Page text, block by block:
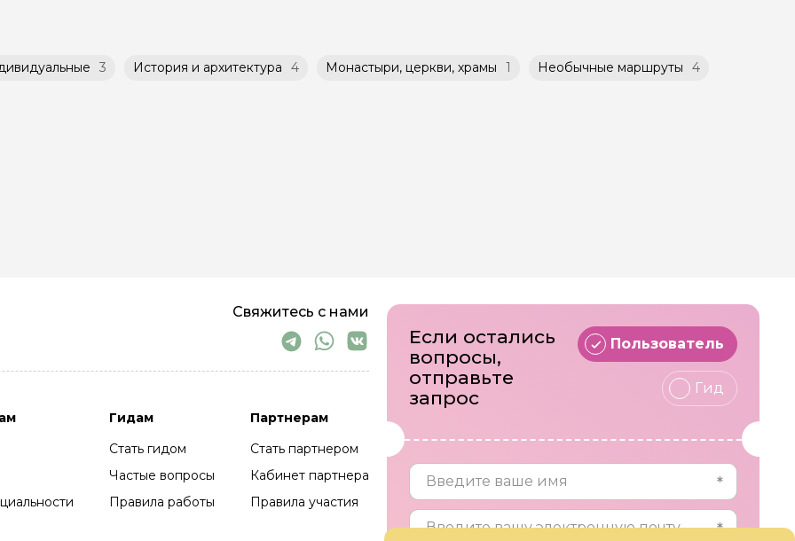
3 История и архитектура 4 Монастыри, церкви, храмы 1 Необычные маршруты 4
Свяжитесь с нами
Гидам
Стать гидом
Частые вопросы
Правила работы
Партнерам
Стать партнером
Кабинет партнера
Правила участия
Если остались
вопросы,
отправьте
запрос
Пользователь
Гид